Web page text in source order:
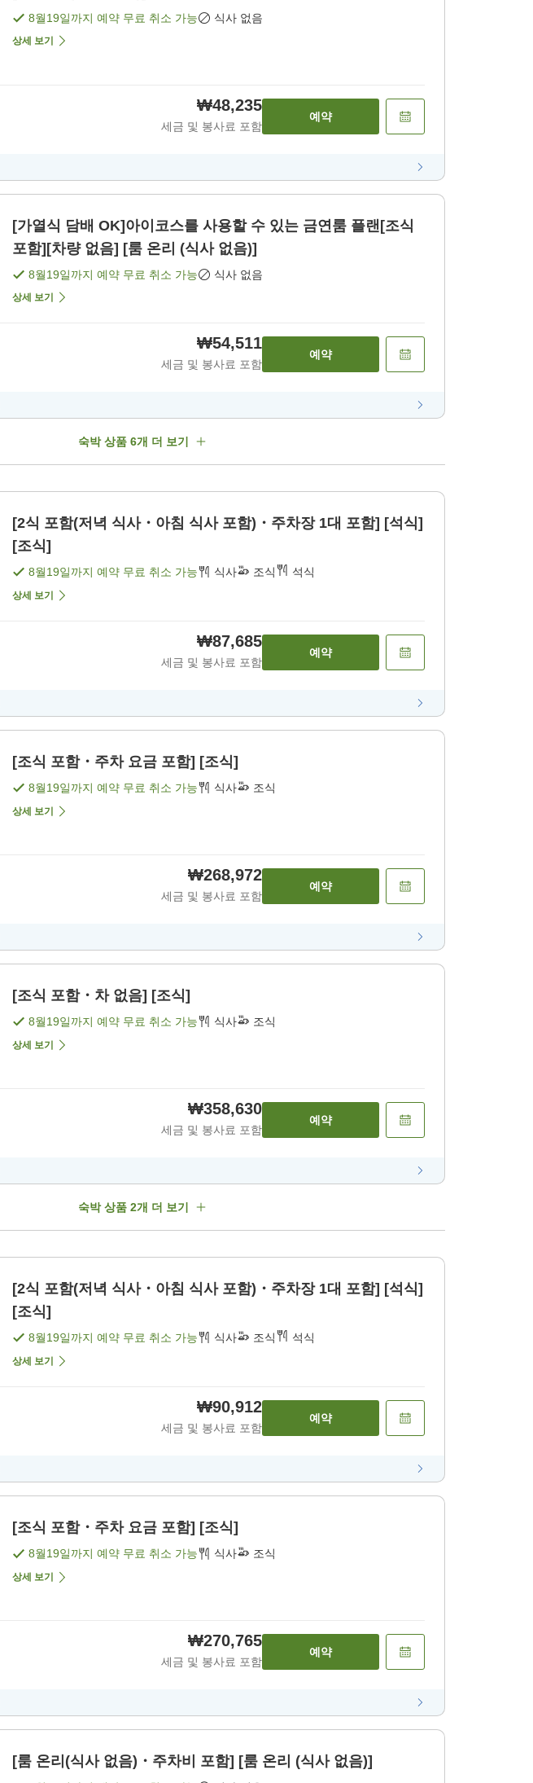
8월19일까지 예약 무료 취소 가능 식사 없음
상세 보기
₩48,235
세금 및 봉사료 포함
예약
[가열식 담배 OK]아이코스를 사용할 수 있는 금연룸 플랜[조식
포함][차량 없음] [룸 온리 (식사 없음)]
8월19일까지 예약 무료 취소 가능 식사 없음
상세 보기
₩54,511
세금 및 봉사료 포함
예약
숙박 상품 6개 더 보기
[2식 포함(저녁 식사・아침 식사 포함)・주차장 1대 포함] [석식]
[조식]
8월19일까지 예약 무료 취소 가능 식사 조식 석식
상세 보기
₩87,685
세금 및 봉사료 포함
예약
[조식 포함・주차 요금 포함] [조식]
8월19일까지 예약 무료 취소 가능 식사 조식
상세 보기
₩268,972
세금 및 봉사료 포함
예약
[조식 포함・차 없음] [조식]
8월19일까지 예약 무료 취소 가능 식사 조식
상세 보기
₩358,630
세금 및 봉사료 포함
예약
숙박 상품 2개 더 보기
[2식 포함(저녁 식사・아침 식사 포함)・주차장 1대 포함] [석식]
[조식]
8월19일까지 예약 무료 취소 가능 식사 조식 석식
상세 보기
₩90,912
세금 및 봉사료 포함
예약
[조식 포함・주차 요금 포함] [조식]
8월19일까지 예약 무료 취소 가능 식사 조식
상세 보기
₩270,765
세금 및 봉사료 포함
예약
[룸 온리(식사 없음)・주차비 포함] [룸 온리 (식사 없음)]